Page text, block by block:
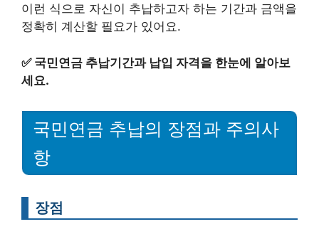
이런 식으로 자신이 추납하고자 하는 기간과 금액을
정확히 계산할 필요가 있어요.
✅ 국민연금 추납기간과 납입 자격을 한눈에 알아보
세요.
국민연금 추납의 장점과 주의사
항
장점